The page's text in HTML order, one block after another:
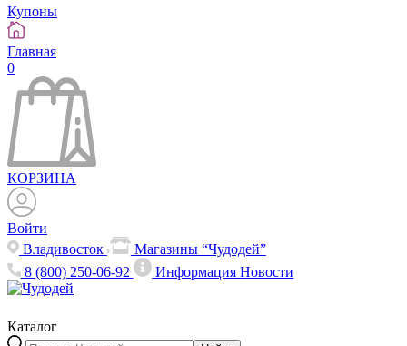
Купоны
Главная
0
КОРЗИНА
Войти
Владивосток
Магазины “Чудодей”
8 (800) 250-06-92
ИнформацияНовости
Каталог